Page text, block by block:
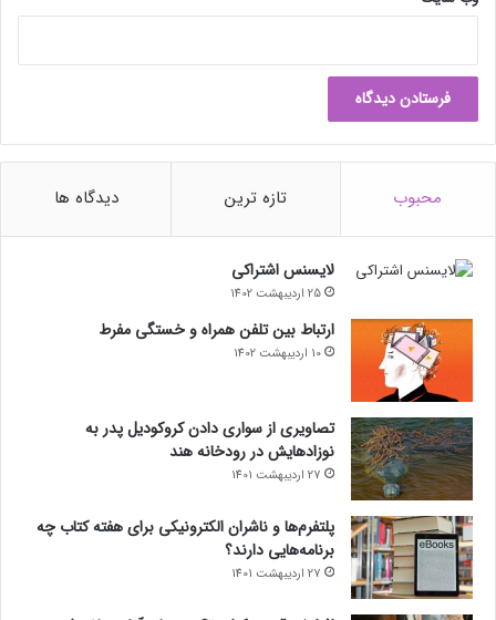
محبوب تازه ترین دیدگاه ها
لایسنس اشتراکی
25 اردیبهشت 1402
ارتباط بین تلفن همراه و خستگی مفرط
10 اردیبهشت 1402
تصاویری از سواری دادن کروکودیل پدر به
نوزادهایش در رودخانه هند
27 اردیبهشت 1401
پلتفرم‌ها و ناشران الکترونیکی برای هفته کتاب چه
برنامه‌هایی دارند؟
27 اردیبهشت 1401